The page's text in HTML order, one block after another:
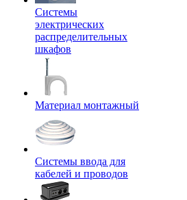
Системы
электрических
распределительных
шкафов
Материал монтажный
Системы ввода для
кабелей и проводов